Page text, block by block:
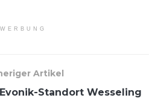
WERBUNG
Artikel
Standort Wesseling